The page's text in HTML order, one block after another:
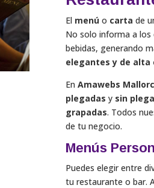
El menúo carta de
No solo informa a los
bebidas, generando
elegantes y de alta
En Amawebs
plegadas y sin
grapadas. Todos
de tu negocio.
Menús
Puedes elegir entre
tu restaurante o bar.